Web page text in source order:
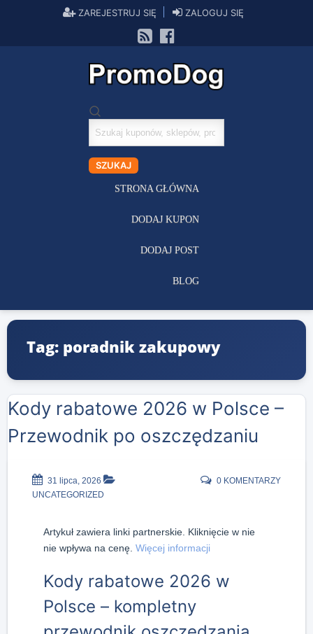
ZAREJESTRUJ SIĘ ZALOGUJ SIĘ
Szukaj
kuponów
SZUKAJ
STRONA GŁÓWNA
DODAJ KUPON
DODAJ POST
BLOG
Tag: poradnik zakupowy
Kody rabatowe 2026 w Polsce –
Przewodnik po oszczędzaniu
31 lipca, 2026
UNCATEGORIZED
0 KOMENTARZY
Artykuł zawiera linki partnerskie. Kliknięcie w nie
nie wpływa na cenę. Więcej informacji
Kody rabatowe 2026 w
Polsce – kompletny